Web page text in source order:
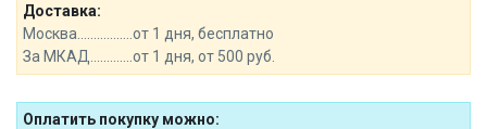
Доставка:
Москва.................от 1 дня, бесплатно
За МКАД.............от 1 дня, от 500 руб.
Оплатить покупку можно: